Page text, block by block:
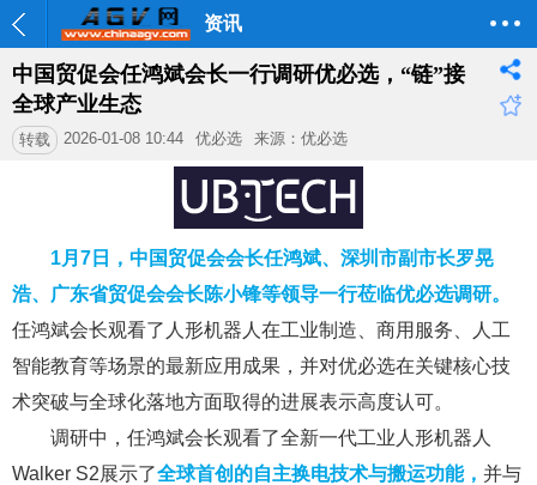
资讯
中国贸促会任鸿斌会长一行调研优必选，“链”接
全球产业生态
转载 2026-01-08 10:44 优必选 来源：优必选
1月7日，中国贸促会会长任鸿斌、深圳市副市长罗晃
浩、广东省贸促会会长陈小锋等领导一行莅临优必选调研。
任鸿斌会长观看了人形机器人在工业制造、商用服务、人工
智能教育等场景的最新应用成果，并对优必选在关键核心技
术突破与全球化落地方面取得的进展表示高度认可。
调研中，任鸿斌会长观看了全新一代工业人形机器人
Walker S2展示了全球首创的自主换电技术与搬运功能， 并与